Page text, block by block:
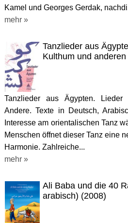
Kamel und Georges Gerdak,
mehr »
Tanzlieder aus
Kulthum und anderen
Tanzlieder aus Ägypten.
Andere. Texte in Deutsch,
Interesse am orientalischen Tanz
Menschen öffnet dieser Tanz eine
Harmonie. Zahlreiche...
mehr »
Ali Baba und die 40
arabisch) (2008)